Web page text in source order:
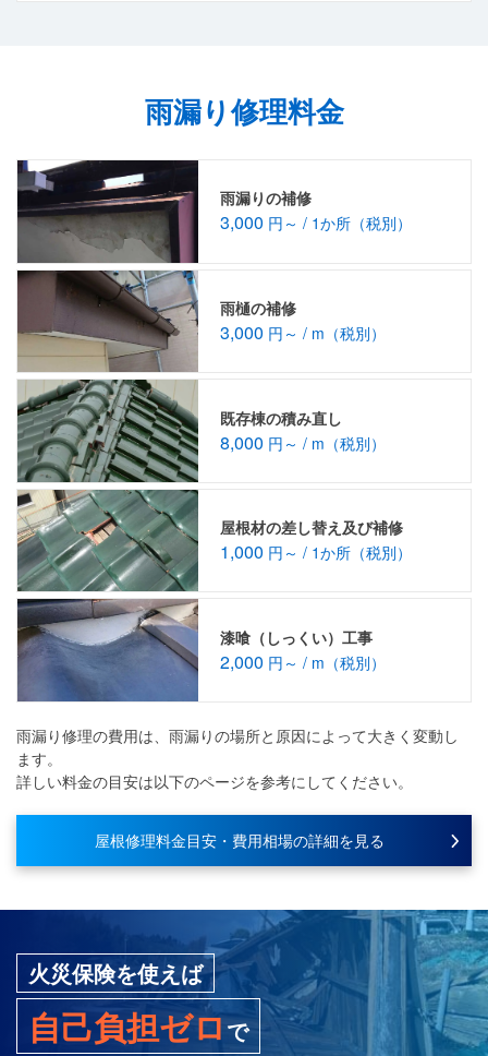
雨漏り修理料金
雨漏りの補修
3,000 円～ / 1か所（税別）
雨樋の補修
3,000 円～ / m（税別）
既存棟の積み直し
8,000 円～ / m（税別）
屋根材の差し替え及び補修
1,000 円～ / 1か所（税別）
漆喰（しっくい）工事
2,000 円～ / m（税別）
雨漏り修理の費用は、雨漏りの場所と原因によって大きく変動し
ます。
詳しい料金の目安は以下のページを参考にしてください。
屋根修理料金目安・費用相場の詳細を見る
火災保険を使えば
自己負担ゼロで